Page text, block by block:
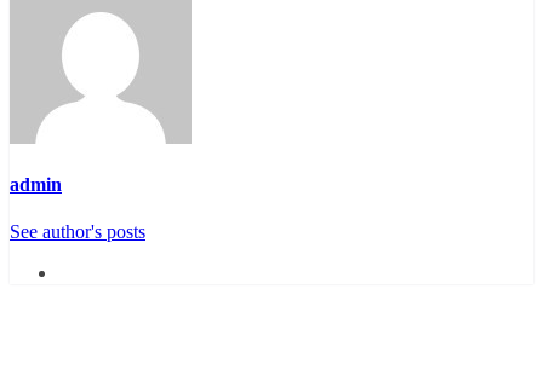
admin
See author's posts